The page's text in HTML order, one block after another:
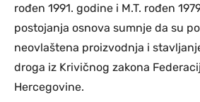
rođen 1991. godine i M.T. rođen
postojanja osnova sumnje da su
neovlaštena proizvodnja i
droga iz Krivičnog zakona
Hercegovine.